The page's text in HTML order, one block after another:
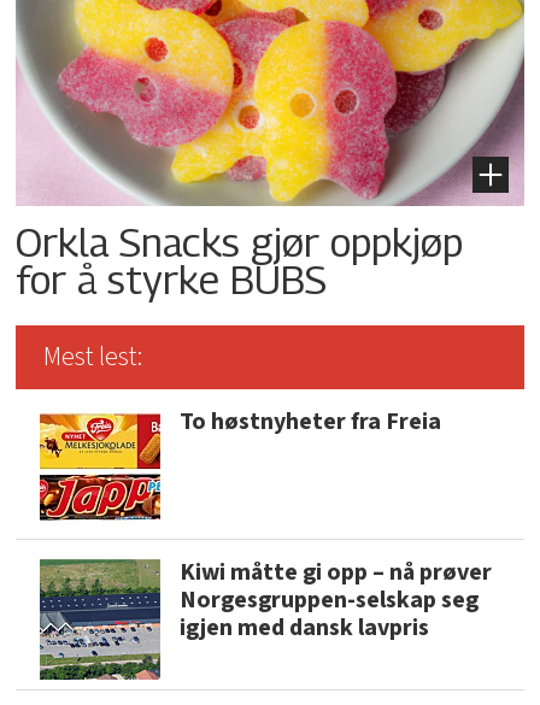
Orkla Snacks gjør oppkjøp
for å styrke BUBS
Mest lest:
To høstnyheter fra Freia
Kiwi måtte gi opp – nå prøver
Norgesgruppen-selskap seg
igjen med dansk lavpris